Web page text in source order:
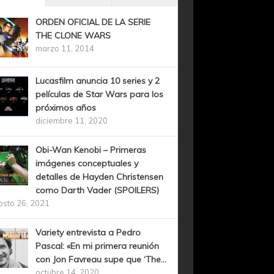
ORDEN OFICIAL DE LA SERIE
THE CLONE WARS
marzo 11, 2014
Lucasfilm anuncia 10 series y 2
películas de Star Wars para los
próximos años
diciembre 11, 2020
Obi-Wan Kenobi – Primeras
imágenes conceptuales y
detalles de Hayden Christensen
como Darth Vader (SPOILERS)
26, 2021
Variety entrevista a Pedro
Pascal: «En mi primera reunión
con Jon Favreau supe que ‘The...